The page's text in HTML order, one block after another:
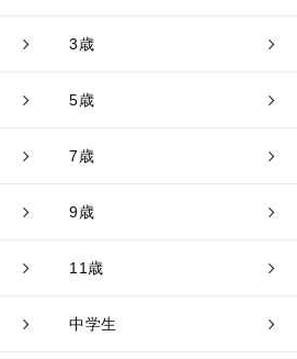
3歳
5歳
7歳
9歳
11歳
中学生